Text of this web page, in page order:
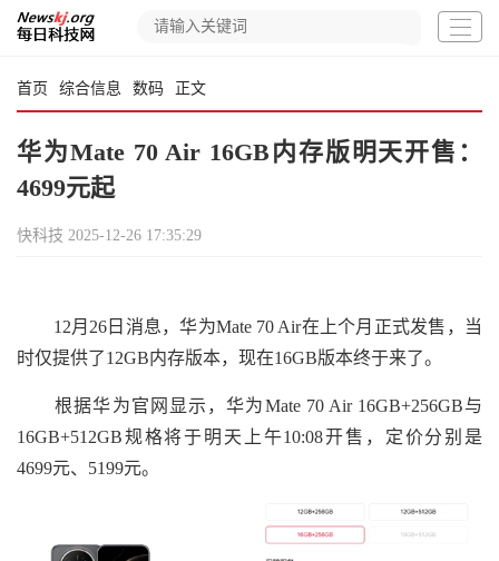
首页 综合信息 数码 正文
华为Mate 70 Air 16GB内存版明天开售：
4699元起
快科技 2025-12-26 17:35:29
12月26日消息，华为Mate 70 Air在上个月正式发售，当
时仅提供了12GB内存版本，现在16GB版本终于来了。
根据华为官网显示，华为Mate 70 Air 16GB+256GB与
16GB+512GB规格将于明天上午10:08开售，定价分别是
4699元、5199元。